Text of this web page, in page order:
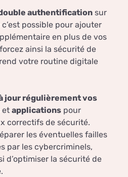
authentification sur
possible pour ajouter
en plus de vos
ainsi la sécurité de
votre routine digitale
jour régulièrement vos
et applications pour
correctifs de sécurité.
les éventuelles failles
par les cybercriminels,
d’optimiser la sécurité de